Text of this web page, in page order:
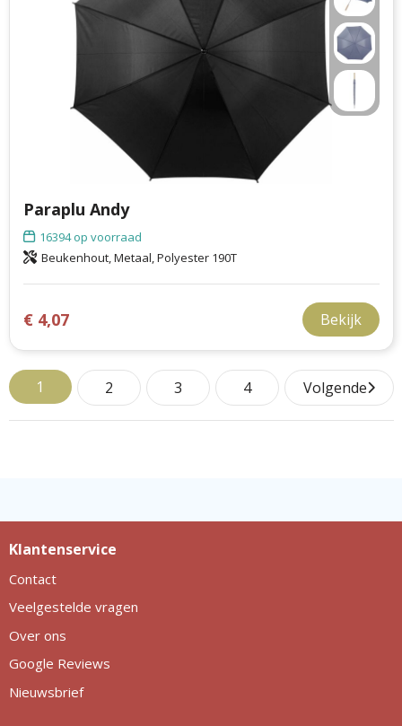
Paraplu Andy
16394op voorraad
Beukenhout, Metaal, Polyester 190T
€ 4,07 Bekijk
1 2 3 4 Volgende
Klantenservice
Contact
Veelgestelde vragen
Over ons
Google Reviews
Nieuwsbrief